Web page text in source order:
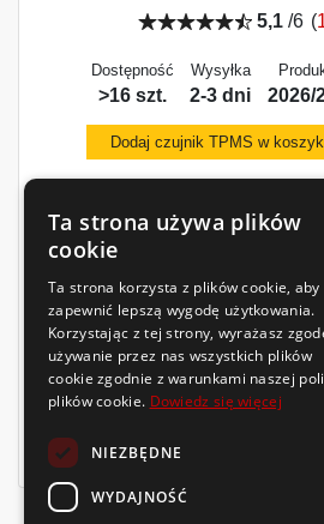
5,1/6 (
Dostępność
>16 szt.
Wysyłka
2-3 dni 2026/
Dodaj czujnik TPMS w
350 zł/
Zobacz szczegóły
Finansowanie dla firm -
Ta strona używa plików
cookie
Ta strona korzysta z plików cookie, aby
zapewnić lepszą wygodę użytkowania.
Korzystając z tej strony, wyrażasz
używanie przez nas wszystkich plików
cookie zgodnie z warunkami naszej
plików cookie. Dowiedz się więcej
NIEZBĘDNE
WYDAJNOŚĆ